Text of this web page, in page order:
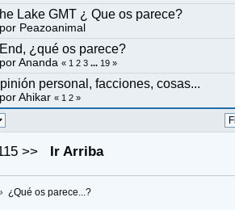
Lake GMT ¿ Que os parece?
Peazoanimal
¿qué os parece?
porAnanda « 1 2 3 ... 19 »
personal, facciones, cosas...
porAhikar « 1 2 »
>> Ir Arriba
¿Qué os parece...?